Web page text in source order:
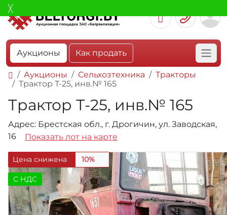
Аукционы Как продать
Аукционы Сельхозтехника
Тракторы
Трактор Т-25, инв.№ 165
Трактор Т-25, инв.№ 165
Адрес: Брестская обл., г. Дрогичин, ул. Заводская,
16
Показать лот на карте
Цена снижена 10%
C НДС